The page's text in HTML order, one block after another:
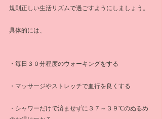
規則正しい生活リズムで過ごすようにしましょう。
具体的には、
・毎日３０分程度のウォーキングをする
・マッサージやストレッチで血行を良くする
・シャワーだけで済ませずに３７～３９℃のぬるめ